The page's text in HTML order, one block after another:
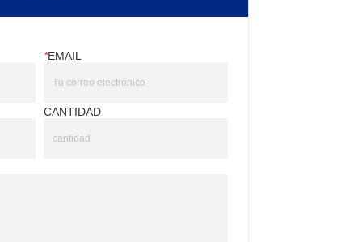
*EMAIL
CANTIDAD